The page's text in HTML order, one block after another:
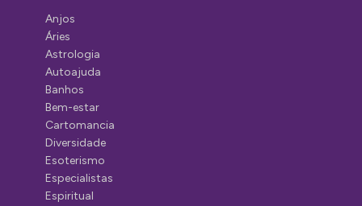
Anjos
Áries
Astrologia
Autoajuda
Banhos
Bem-estar
Cartomancia
Diversidade
Esoterismo
Especialistas
Espiritual